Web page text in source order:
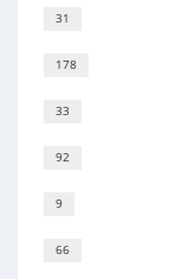
31
178
33
92
9
66